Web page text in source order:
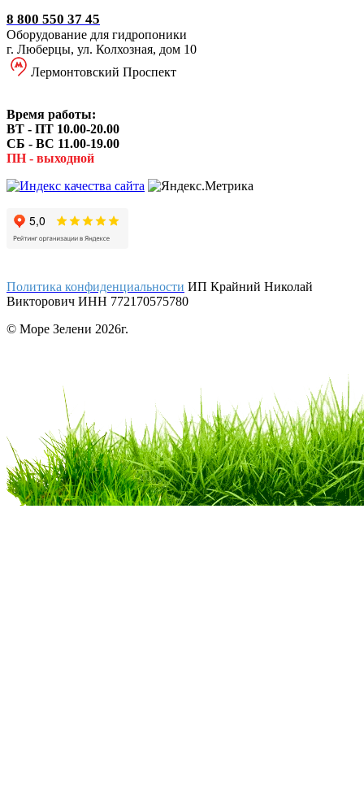
8 800 550 37 45
Оборудование для гидропоники
г. Люберцы, ул. Колхозная, дом 10
Лермонтовский Проспект
Время работы:
ВТ - ПТ 10.00-20.00
СБ - ВС 11.00-19.00
ПН - выходной
Политика конфиденциальности ИП Крайний Николай
Викторович ИНН 772170575780
© Море Зелени 2026г.